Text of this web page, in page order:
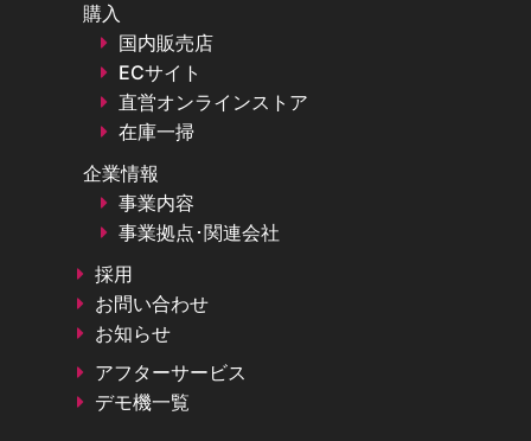
購入
国内販売店
ECサイト
直営オンラインストア
在庫一掃
企業情報
事業内容
事業拠点･関連会社
採用
お問い合わせ
お知らせ
アフターサービス
デモ機一覧